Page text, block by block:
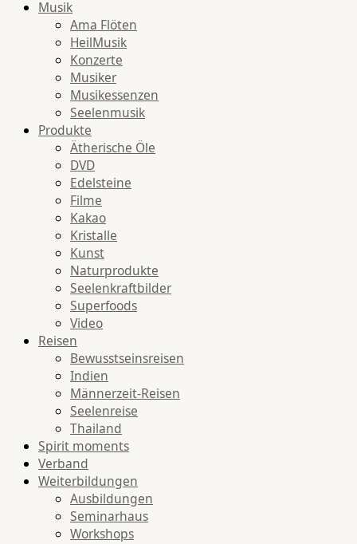
Musik
Ama Flöten
HeilMusik
Konzerte
Musiker
Musikessenzen
Seelenmusik
Produkte
Ätherische Öle
DVD
Edelsteine
Filme
Kakao
Kristalle
Kunst
Naturprodukte
Seelenkraftbilder
Superfoods
Video
Reisen
Bewusstseinsreisen
Indien
Männerzeit-Reisen
Seelenreise
Thailand
Spirit moments
Verband
Weiterbildungen
Ausbildungen
Seminarhaus
Workshops